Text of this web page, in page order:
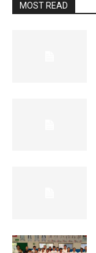
MOST READ